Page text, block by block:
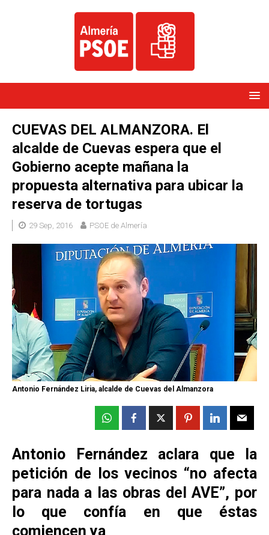
CUEVAS DEL ALMANZORA. El
alcalde de Cuevas espera que el
Gobierno acepte mañana la
propuesta alternativa para ubicar la
reserva de tortugas
29 Sep, 2016 PSOE de Almería
Antonio Fernández Liria, alcalde de Cuevas del Almanzora
Antonio Fernández aclara que la
petición de los vecinos “no afecta
para nada a las obras del AVE”, por
lo que confía en que éstas
comiencen ya